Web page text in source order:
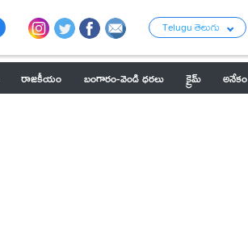
Telugu తెలుగు
రాజకీయం బంగారం-వెండి ధరలు క్రైమ్
అనేకం